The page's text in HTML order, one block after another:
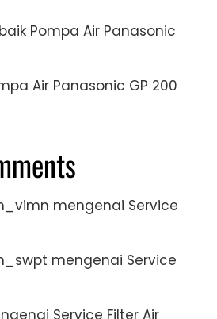
Pompa Air Panasonic
Air Panasonic GP 200
mengenai Service
mengenai Service